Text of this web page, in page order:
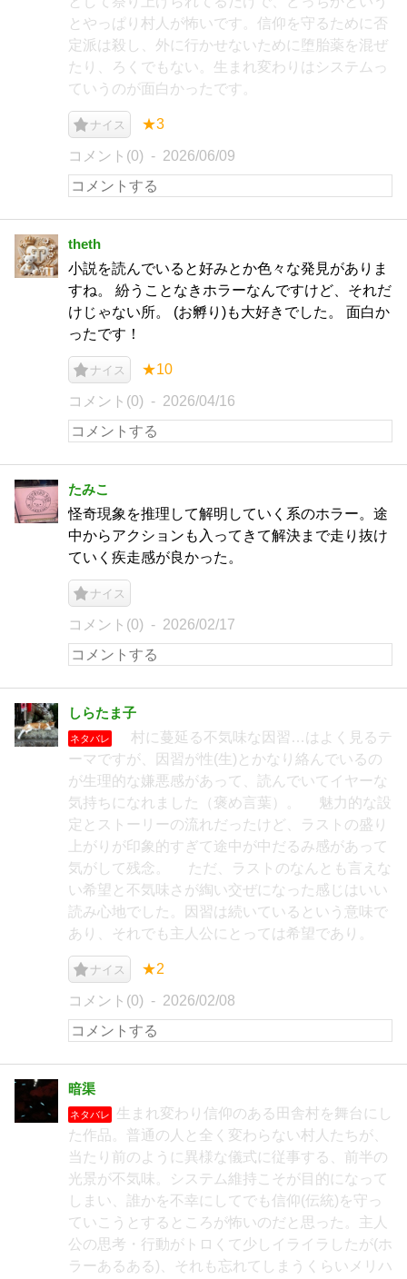
とやっぱり村人が怖いです。信仰を守るために否
定派は殺し、外に行かせないために堕胎薬を混ぜ
たり、ろくでもない。生まれ変わりはシステムっ
ていうのが面白かったです。
ナイス ★3
コメント(0) 2026/06/09
theth
小説を読んでいると好みとか色々な発見がありま
すね。 紛うことなきホラーなんですけど、それだ
けじゃない所。 (お孵り)も大好きでした。 面白か
ったです！
ナイス ★10
コメント(0) 2026/04/16
たみこ
怪奇現象を推理して解明していく系のホラー。途
中からアクションも入ってきて解決まで走り抜け
ていく疾走感が良かった。
ナイス
コメント(0) 2026/02/17
しらたま子
ネタバレ
村に蔓延る不気味な因習…はよく見るテ
ーマですが、因習が性(生)とかなり絡んでいるの
が生理的な嫌悪感があって、読んでいてイヤーな
気持ちになれました（褒め言葉）。 魅力的な設
定とストーリーの流れだったけど、ラストの盛り
上がりが印象的すぎて途中が中だるみ感があって
気がして残念。 ただ、ラストのなんとも言えな
い希望と不気味さが綯い交ぜになった感じはいい
読み心地でした。因習は続いているという意味で
あり、それでも主人公にとっては希望であり。
ナイス ★2
コメント(0) 2026/02/08
暗渠
ネタバレ
生まれ変わり信仰のある田舎村を舞台にし
た作品。普通の人と全く変わらない村人たちが、
当たり前のように異様な儀式に従事する、前半の
光景が不気味。システム維持こそが目的になって
しまい、誰かを不幸にしてでも信仰(伝統)を守っ
ていこうとするところが怖いのだと思った。主人
公の思考・行動がトロくて少しイライラしたが(ホ
ラーあるある)、それも忘れてしまうくらいメリハ